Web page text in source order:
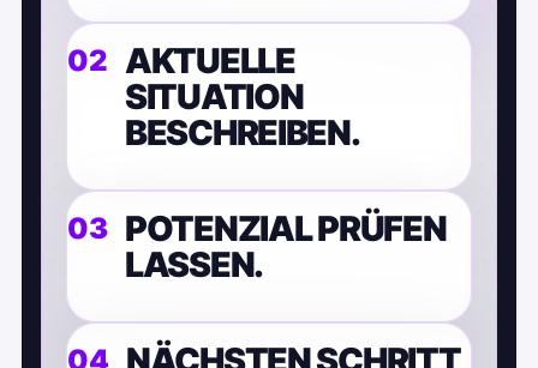
AKTUELLE
SITUATION
BESCHREIBEN.
POTENZIAL PRÜFEN
LASSEN.